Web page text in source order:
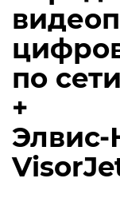
по
+
Элвис-